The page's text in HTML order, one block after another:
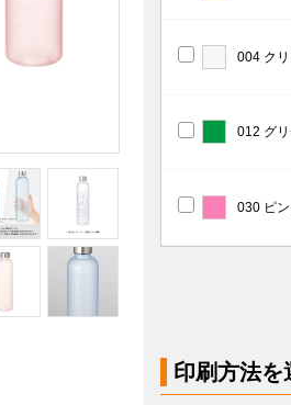
004 ク
012 グ
030 ピン
印刷方法を